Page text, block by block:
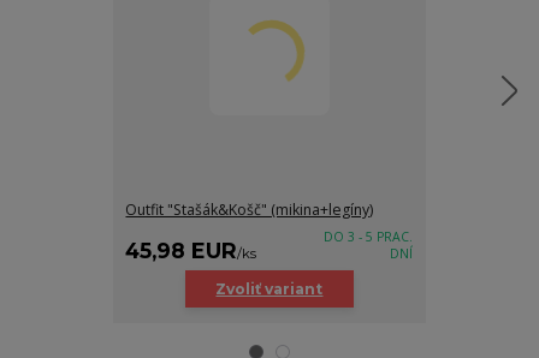
Outfit "Stašák&Košč" (mikina+legíny)
45,98 EUR/ks
DO 3 - 5 PRAC.
DNÍ
Zvoliť variant